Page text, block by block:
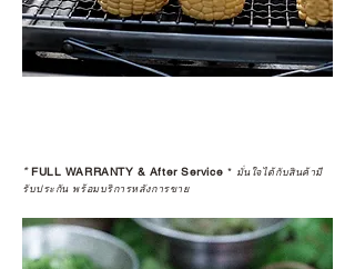
*FULL WARRANTY & After Service * มั่นใจได้กับสินค้ามี
รับประกัน พร้อมบริการหลังการขาย